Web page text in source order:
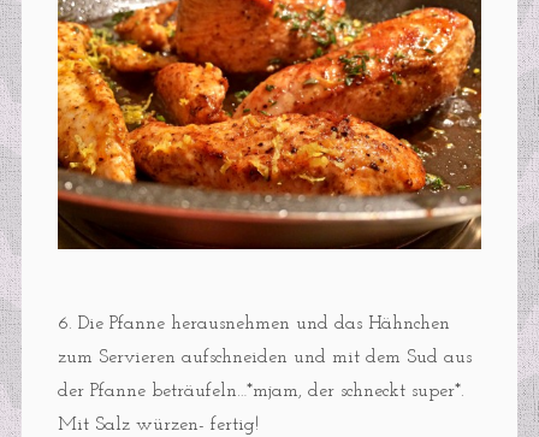
6. Die Pfanne herausnehmen und das Hähnchen
zum Servieren aufschneiden und mit dem Sud aus
der Pfanne beträufeln…*mjam, der schneckt super*.
Mit Salz würzen- fertig!